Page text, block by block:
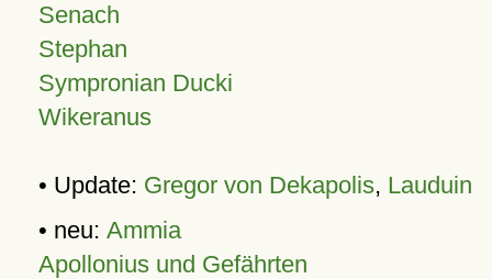
Senach
Stephan
Sympronian Ducki
Wikeranus
• Update: Gregor von Dekapolis, Lauduin
• neu: Ammia
Apollonius und Gefährten